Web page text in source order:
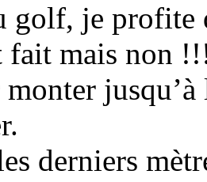
golf, je profite
fait mais non
derniers